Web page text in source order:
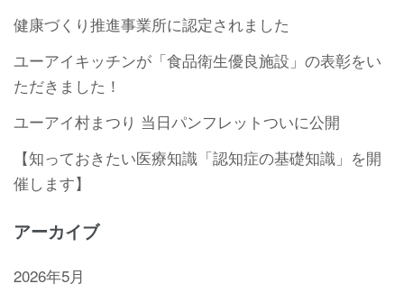
健康づくり推進事業所に認定されました
ユーアイキッチンが「食品衛生優良施設」の表彰をい
ただきました！
ユーアイ村まつり 当日パンフレットついに公開
【知っておきたい医療知識「認知症の基礎知識」を開
催します】
アーカイブ
2026年5月